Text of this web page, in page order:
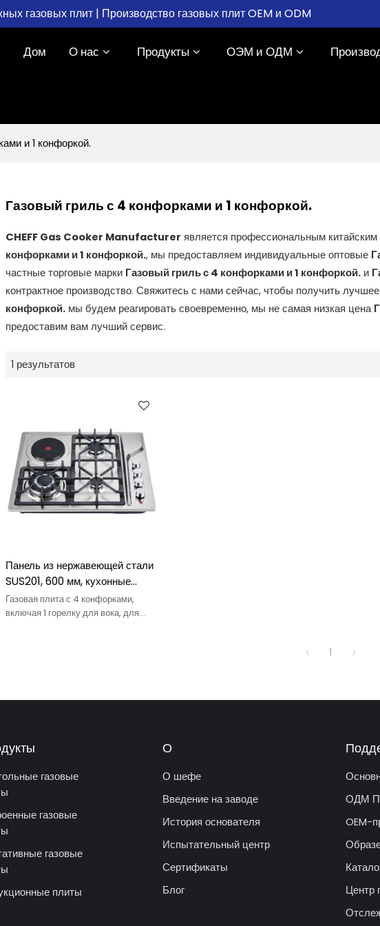
газовых плит | Производство газовых плит OEM и ODM
Дом О нас Продукты ОЭМ и ОДМ
и 1 конфоркой.
Газовый гриль с 4 конфорками и 1 конфоркой.
CHEFF Gas Cooker Manufacturer является профессиональным
конфорками и 1 конфоркой., мы предоставляем индивидуальные оптовые
частные торговые марки Газовый гриль с 4 конфорками и 1 конфоркой.и
контрактное производство. Свяжитесь с нами сейчас, чтобы получить
конфоркой.мы будем реагировать своевременно, мы не самая низкая цена
предоставим вам лучший сервис.
1 результатов
Панель из нержавеющей стали
SUS201, 600 мм, кухонные
варочные панели, встроенная
газовая плита из нержавеющей
Газовая плита с 4 конфорками,
включая 1 горелку для вока, для
1
газовые
газовые
газовые
плиты
О
О шефе
Введение на заводе
История основателя
Испытательный центр
Сертификаты
Блог
ОДМ
OEM-
Центр